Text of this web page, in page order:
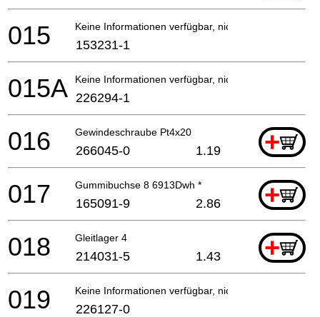
Keine Informationen verfügbar, nicht bestellbar
015 153231-1
Keine Informationen verfügbar, nicht bestellbar
015A 226294-1
Gewindeschraube Pt4x20 +
016 266045-0 1.19
Gummibuchse 8 6913Dwh * +
017 165091-9 2.86
Gleitlager 4 +
018 214031-5 1.43
Keine Informationen verfügbar, nicht bestellbar
019 226127-0